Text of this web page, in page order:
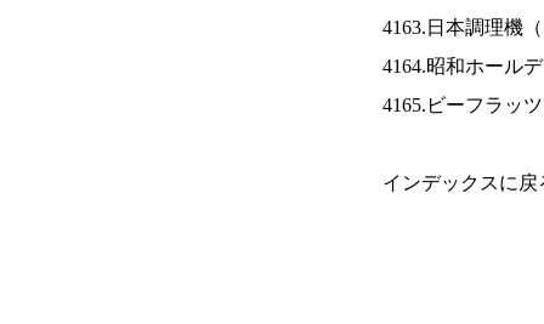
4163.日本調理機（
4164.昭和ホール
4165.ビーフラッ
インデックスに戻